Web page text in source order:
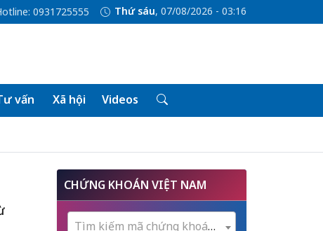
0931725555 Thứ sáu, 07/08/2026 - 03:16
vấn Xã hội Videos
CHỨNG KHOÁN VIỆT NAM
Tìm kiếm mã chứng khoán...